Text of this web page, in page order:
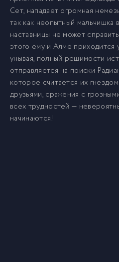
Сет, нападает огромная
так как неопытный мальчишка
наставницы не может
этого ему и Алме приходится
унывая, полный решимости
отправляется на поиски
которое считается их
друзьями, сражения с
всех трудностей —
начинаются!